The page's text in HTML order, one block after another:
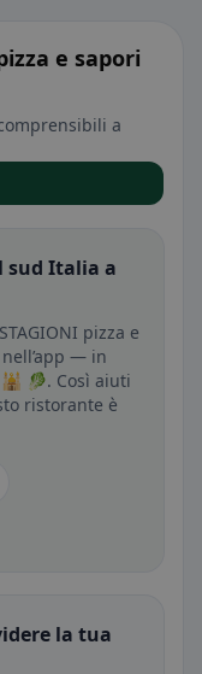
e sapori
a
sud Italia a
pizza e
— in
🥬. Così aiuti
ristorante è
la tua